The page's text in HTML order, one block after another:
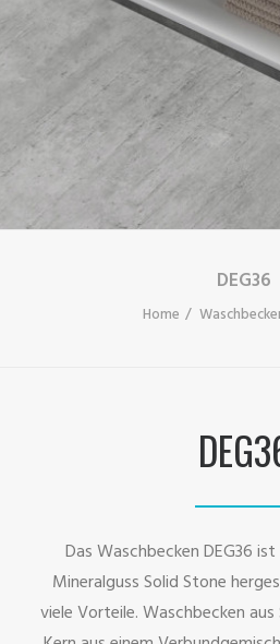
DEG36
Home
Das Waschbecken DEG36
Mineralguss Solid Stone
viele Vorteile. Waschbecken